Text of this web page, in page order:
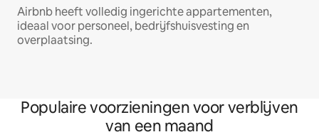
Airbnb heeft volledig ingerichte appartementen,
ideaal voor personeel, bedrijfshuisvesting en
overplaatsing.
Populaire voorzieningen voor verblijven
van een maand